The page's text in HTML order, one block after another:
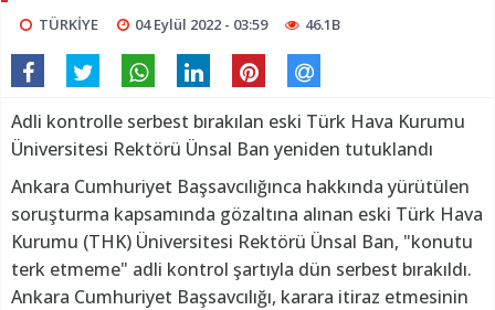
TÜRKİYE 04 Eylül 2022 - 03:59 46.1B
Adli kontrolle serbest bırakılan eski Türk Hava Kurumu
Üniversitesi Rektörü Ünsal Ban yeniden tutuklandı
Ankara Cumhuriyet Başsavcılığınca hakkında yürütülen
soruşturma kapsamında gözaltına alınan eski Türk Hava
Kurumu (THK) Üniversitesi Rektörü Ünsal Ban, "konutu
terk etmeme" adli kontrol şartıyla dün serbest bırakıldı.
Ankara Cumhuriyet Başsavcılığı, karara itiraz etmesinin